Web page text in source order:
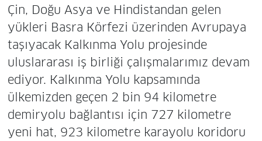
Çin, Doğu Asya ve Hindistandan gelen
yükleri Basra Körfezi üzerinden Avrupaya
taşıyacak Kalkınma Yolu projesinde
uluslararası iş birliği çalışmalarımız devam
ediyor. Kalkınma Yolu kapsamında
ülkemizden geçen 2 bin 94 kilometre
demiryolu bağlantısı için 727 kilometre
yeni hat, 923 kilometre karayolu koridoru